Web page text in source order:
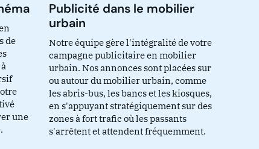
de
une
Publicité dans le mobilier
urbain
Notre équipe gère l'intégralité de votre
campagne publicitaire en mobilier
urbain. Nos annonces sont placées sur
ou autour du mobilier urbain, comme
les abris-bus, les bancs et les kiosques,
en s'appuyant stratégiquement sur des
zones à fort trafic où les passants
s'arrêtent et attendent fréquemment.